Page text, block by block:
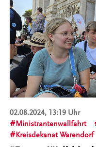
02.08.2024, 13:19 Uhr
Ministrantenwallfahrt
Kreisdekanat Warendorf